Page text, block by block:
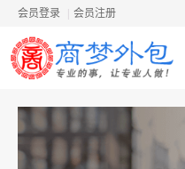
会员登录 会员注册